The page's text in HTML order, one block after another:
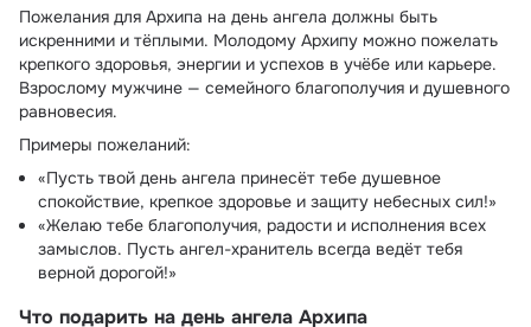
Пожелания для Архипа на день ангела должны быть
искренними и тёплыми. Молодому Архипу можно пожелать
крепкого здоровья, энергии и успехов в учёбе или карьере.
Взрослому мужчине — семейного благополучия и душевного
равновесия.
Примеры пожеланий:
«Пусть твой день ангела принесёт тебе душевное
спокойствие, крепкое здоровье и защиту небесных сил!»
«Желаю тебе благополучия, радости и исполнения всех
замыслов. Пусть ангел-хранитель всегда ведёт тебя
верной дорогой!»
Что подарить на день ангела Архипа